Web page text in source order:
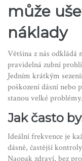
může
náklady
Většina z nás odkládá
pravidelná zubní
Jedním krátkým
poškození dásní nebo
stanou velké problémy.
Jak často
Ideální frekvence je
dásně, častější
Naopak zdraví, bez